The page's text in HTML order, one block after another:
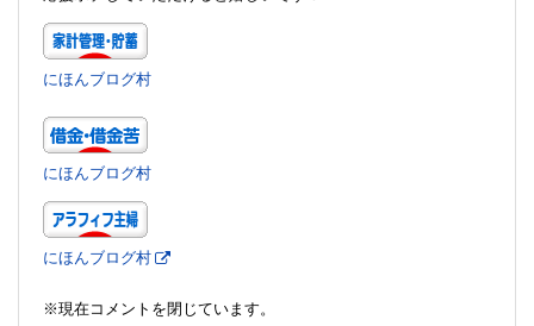
にほんブログ村
にほんブログ村
にほんブログ村
※現在コメントを閉じています。